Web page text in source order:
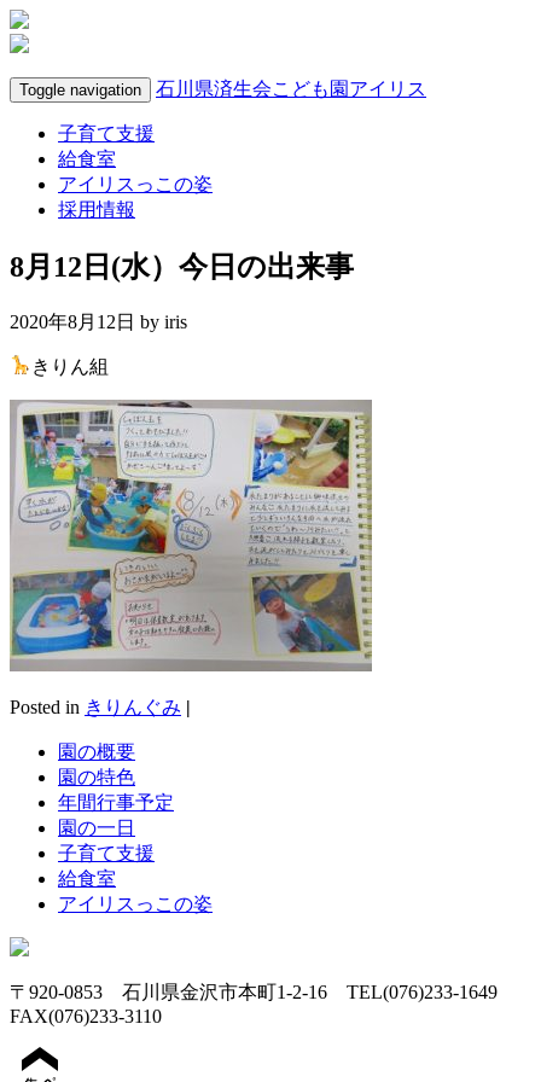
Toggle navigation 石川県済生会こども園アイリス
子育て支援
給食室
アイリスっこの姿
採用情報
8月12日(水）今日の出来事
2020年8月12日 by iris
きりん組
Posted in きりんぐみ |
園の概要
園の特色
年間行事予定
園の一日
子育て支援
給食室
アイリスっこの姿
〒920-0853 石川県金沢市本町1-2-16 TEL(076)233-1649
FAX(076)233-3110